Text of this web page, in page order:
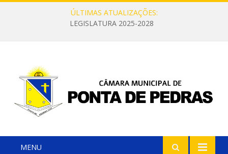
ÚLTIMAS ATUALIZAÇÕES:
LEGISLATURA 2025-2028
MENU